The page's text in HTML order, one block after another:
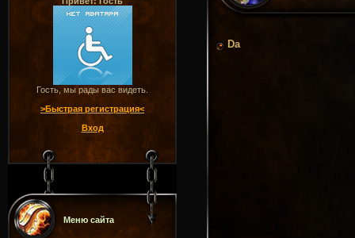
Гость, мы рады вас видеть.
>Быстрая регистрация<
Вход
Меню сайта
Dа